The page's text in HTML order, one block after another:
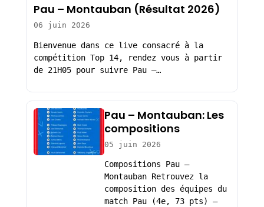
Pau – Montauban (Résultat 2026)
06 juin 2026
Bienvenue dans ce live consacré à la
compétition Top 14, rendez vous à partir
de 21H05 pour suivre Pau –…
Pau – Montauban: Les
compositions
05 juin 2026
Compositions Pau –
Montauban Retrouvez la
composition des équipes du
match Pau (4e, 73 pts) –